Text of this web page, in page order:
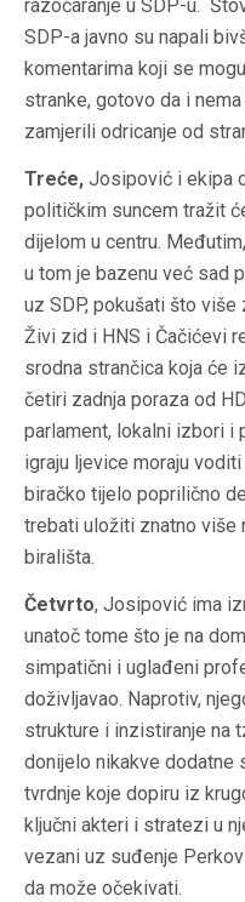
razočaranje u SDP-u.
SDP-a javno su napali
komentarima koji se
stranke, gotovo da i
zamjerili odricanje od
Treće, Josipović i ekipa
političkim suncem tražit
dijelom u centru.
u tom je bazenu već sad
uz SDP, pokušati što
Živi zid i HNS i Čačićevi
srodna strančica koja će
četiri zadnja poraza od
parlament, lokalni izbori
igraju ljevice moraju
biračko tijelo poprilično
trebati uložiti znatno više
birališta.
Četvrto, Josipović ima
unatoč tome što je na
simpatični i uglađeni
doživljavao. Naprotiv,
strukture i inzistiranje na
donijelo nikakve dodatne
tvrdnje koje dopiru iz
ključni akteri i stratezi u
vezani uz suđenje
da može očekivati.